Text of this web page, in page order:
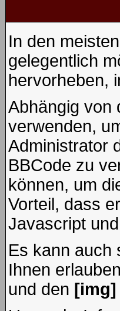
In den
gelegentlich
hervorheben,
Abhängig von
verwenden,
Administrator
BBCode zu
können, um
Vorteil, dass
Javascript
Es kann auch
Ihnen
und den [img]